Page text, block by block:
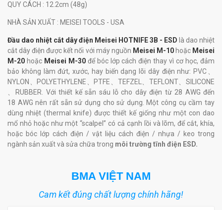
QUY CÁCH : 12.2cm (48g)
NHÀ SẢN XUẤT : MEISEI TOOLS - USA
Đầu dao nhiệt cắt dây điện Meisei HOTNIFE 3B - ESD là dao nhiệt
cắt dây điện được kết nối với máy nguồn Meisei M-10 hoặc Meisei
M-20 hoặc Meisei M-30để bóc lớp cách điện thay vì cơ học, đảm
bảo không làm đứt, xước, hay biến dạng lõi dây điện như: PVC、
NYLON、POLYETHYLENE、PTFE、TEFZEL、TEFLONT、SILICONE
、RUBBER. Với thiết kế sẵn sáu lỗ cho dây điện từ 28 AWG đến
18 AWG nên rất sẵn sử dụng cho sử dụng. Một công cụ cầm tay
dùng nhiệt (thermal knife) được thiết kế giống như một con dao
mổ nhỏ hoặc như một “scalpel” có cả cạnh lồi và lõm, để cắt, khía,
hoặc bóc lớp cách điện / vật liệu cách điện / nhựa / keo trong
ngành sản xuất và sửa chữa trong môi trường tĩnh điện ESD.
BMA VIỆT NAM
Cam kết đúng chất lượng chính hãng!